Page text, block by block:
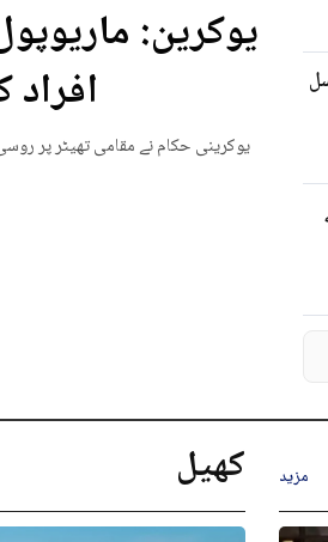
یوکرینی حکام نے مقامی تھیٹر پر
مزید کھیل